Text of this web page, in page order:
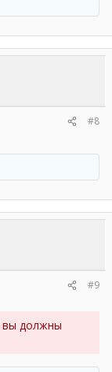
#8
#9
вы должны